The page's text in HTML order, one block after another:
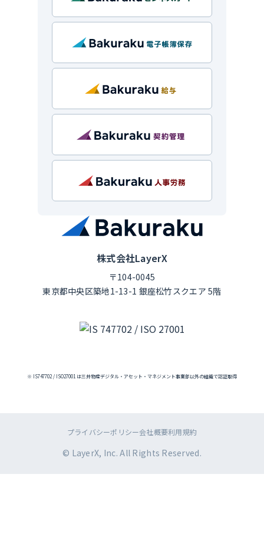
株式会社LayerX
〒104-0045
東京都中央区築地1-13-1 銀座松竹スクエア 5階
※ IS747702 / ISO27001 は三井物産デジタル・アセット・マネジメント事業部以外の組織で認証取得
プライバシーポリシー会社概要利用規約
© LayerX, Inc. All Rights Reserved.